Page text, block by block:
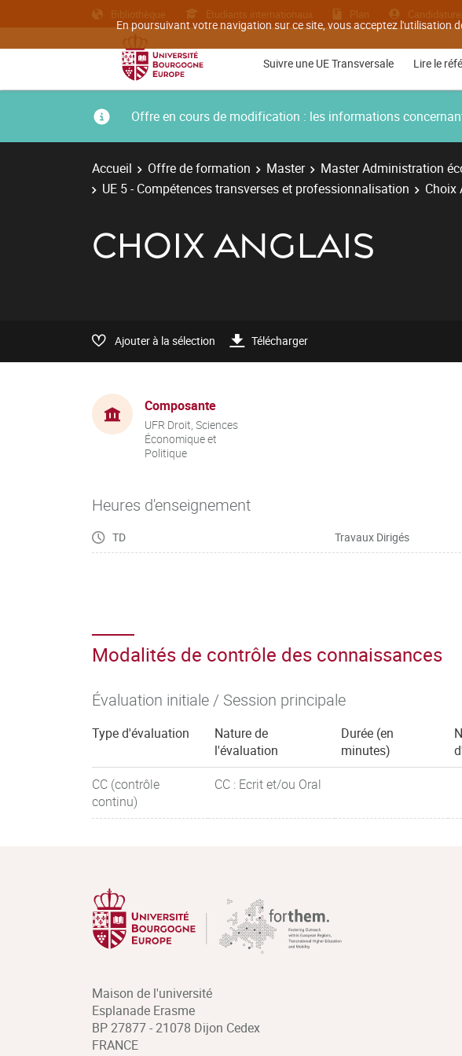
En poursuivant votre navigation sur ce site, vous acceptez l'utilisation
Bibliothèque Etudiants internationaux Plan
Suivre une UE Transversale Lire le
Offre en cours de modification : les informations
Accueil Offre de formation Master Master Administration
UE 5 - Compétences transverses et professionnalisation
Choix
CHOIX ANGLAIS
Ajouter à la sélection Télécharger
Composante
UFR Droit, Sciences
Économique et
Politique
Heures d'enseignement
TD Travaux Dirigés
Modalités de contrôle des connaissances
Évaluation initiale / Session principale
Type d'évaluation
Nature de
l'évaluation
Durée (en
minutes)
CC (contrôle
continu)
CC : Ecrit et/ou Oral
Maison de l'université
Esplanade Erasme
BP 27877 - 21078 Dijon Cedex
FRANCE